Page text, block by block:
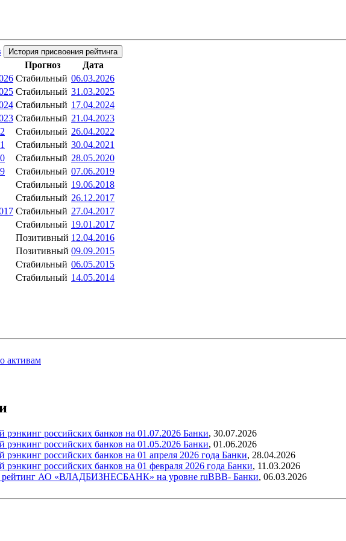
История присвоения рейтинга
Прогноз
Дата
Стабильный 06.03.2026
Стабильный 31.03.2025
Стабильный 17.04.2024
Стабильный 21.04.2023
Стабильный 26.04.2022
Стабильный 30.04.2021
Стабильный 28.05.2020
Стабильный 07.06.2019
Стабильный 19.06.2018
Стабильный 26.12.2017
Стабильный 27.04.2017
Стабильный 19.01.2017
Позитивный 12.04.2016
Позитивный 09.09.2015
Стабильный 06.05.2015
Стабильный 14.05.2014
активам
российских банков на 01.07.2026 Банки, 30.07.2026
российских банков на 01.05.2026 Банки, 01.06.2026
российских банков на 01 апреля 2026 года Банки, 28.04.2026
российских банков на 01 февраля 2026 года Банки, 11.03.2026
рейтинг АО «ВЛАДБИЗНЕСБАНК» на уровне ruВBB- Банки, 06.03.2026